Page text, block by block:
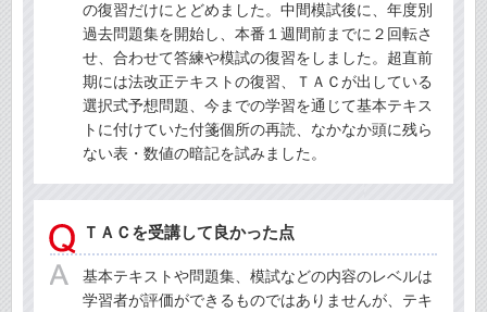
の復習だけにとどめました。中間模試後に、年度別
過去問題集を開始し、本番１週間前までに２回転さ
せ、合わせて答練や模試の復習をしました。超直前
期には法改正テキストの復習、ＴＡＣが出している
選択式予想問題、今までの学習を通じて基本テキス
トに付けていた付箋個所の再読、なかなか頭に残ら
ない表・数値の暗記を試みました。
ＴＡＣを受講して良かった点
基本テキストや問題集、模試などの内容のレベルは
学習者が評価ができるものではありませんが、テキ